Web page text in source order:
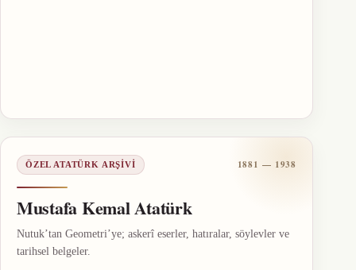
ÖZEL ATATÜRK ARŞIVI 1881 — 1938
Mustafa Kemal Atatürk
Nutuk’tan Geometri’ye; askerî eserler, hatıralar, söylevler ve
tarihsel belgeler.